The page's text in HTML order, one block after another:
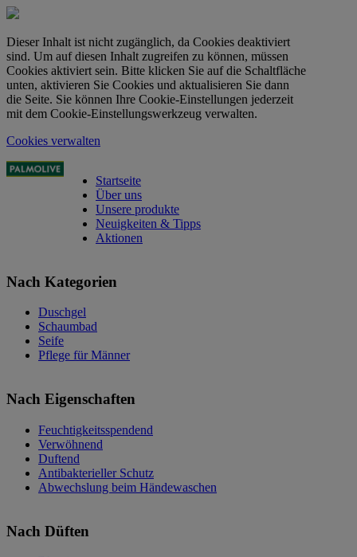
Dieser Inhalt ist nicht zugänglich, da Cookies deaktiviert
sind. Um auf diesen Inhalt zugreifen zu können, müssen
Cookies aktiviert sein. Bitte klicken Sie auf die Schaltfläche
unten, aktivieren Sie Cookies und aktualisieren Sie dann
die Seite. Sie können Ihre Cookie-Einstellungen jederzeit
mit dem Cookie-Einstellungswerkzeug verwalten.
Cookies verwalten
Startseite
Über uns
Unsere produkte
Neuigkeiten & Tipps
Aktionen
Nach Kategorien
Duschgel
Schaumbad
Seife
Pflege für Männer
Nach Eigenschaften
Feuchtigkeitsspendend
Verwöhnend
Duftend
Antibakterieller Schutz
Abwechslung beim Händewaschen
Nach Düften